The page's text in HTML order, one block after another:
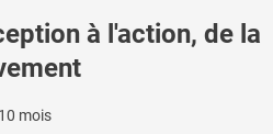
à l'action, de la
mois